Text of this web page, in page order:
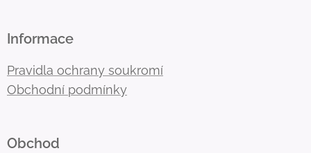
Informace
Pravidla ochrany soukromí
Obchodní podmínky
Obchod